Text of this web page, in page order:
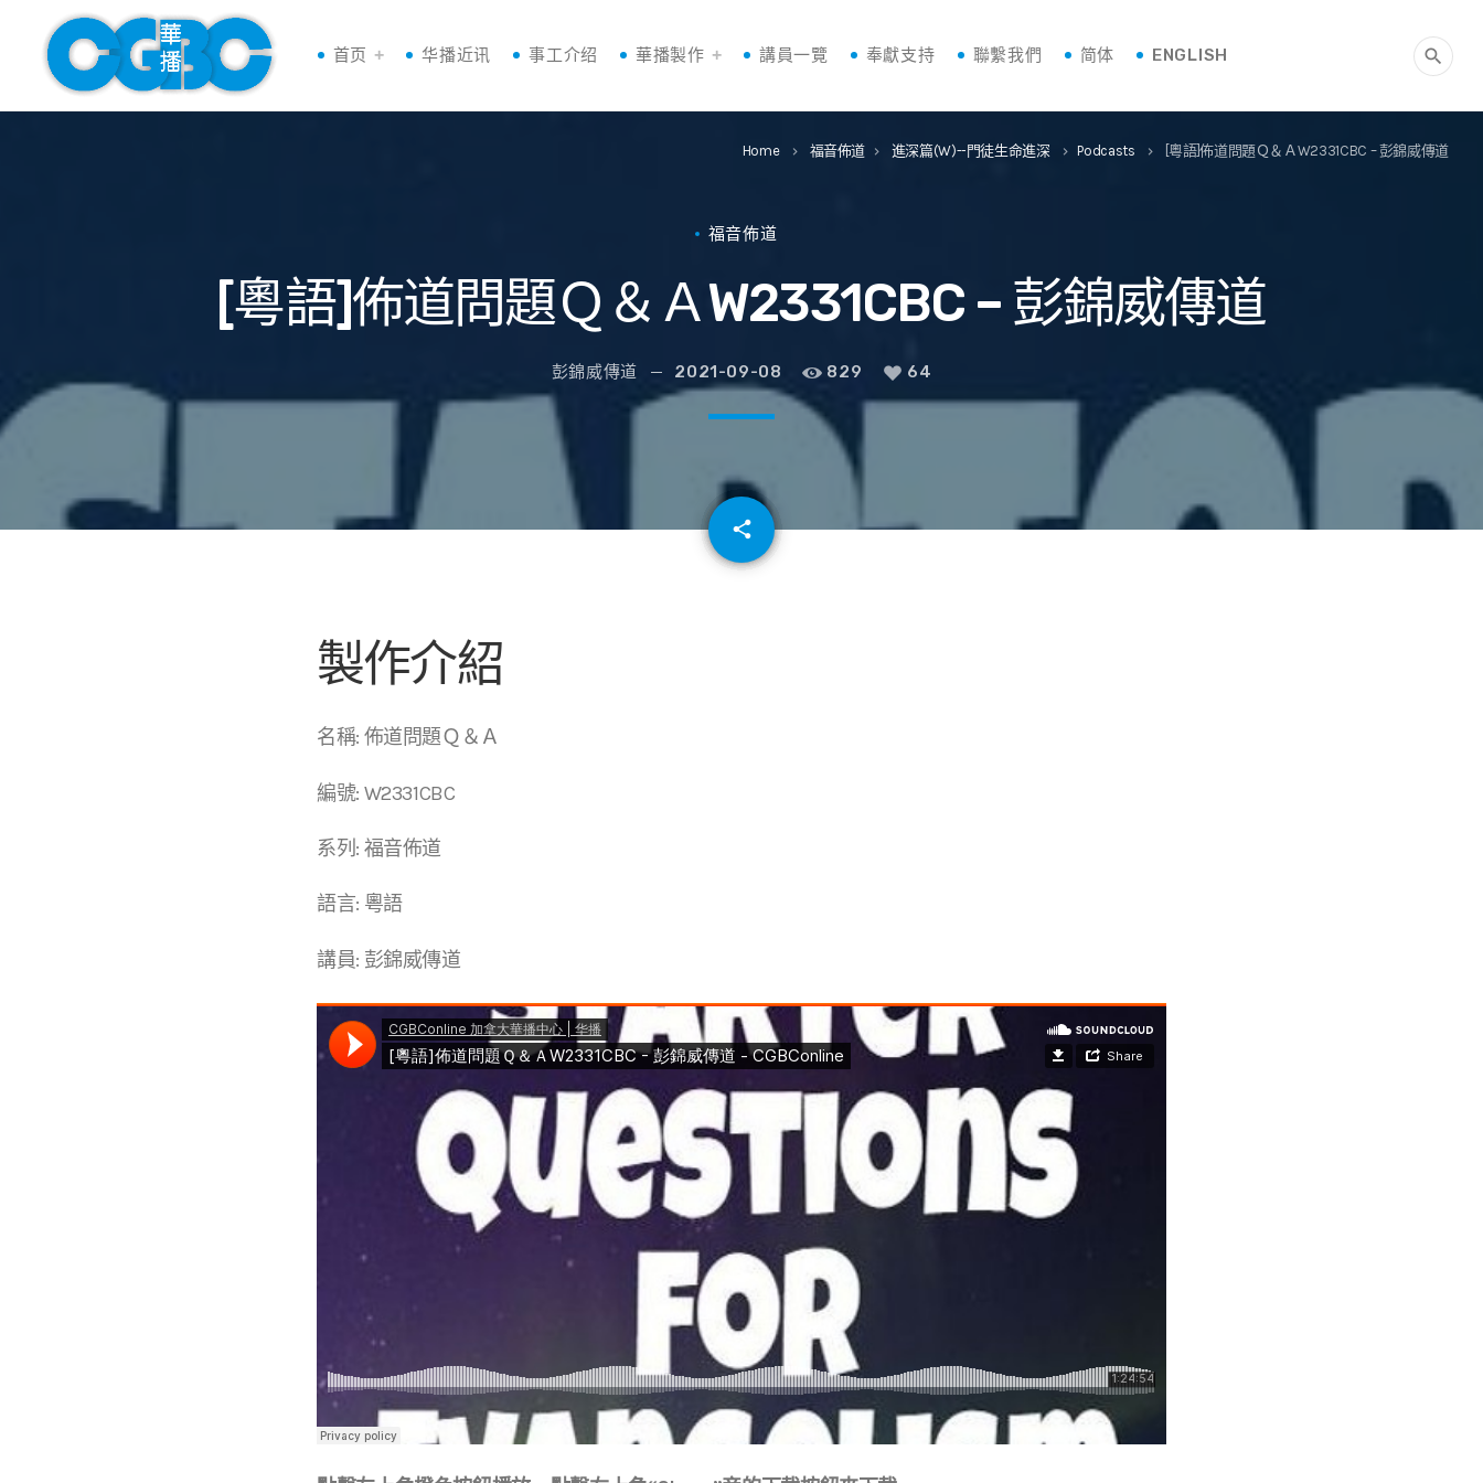
首页 华播近讯 事工介绍 華播製作 講員一覽 奉獻支持 聯繫我們 简体 ENGLISH search
Home keyboard_arrow_right 福音佈道 keyboard_arrow_right 進深篇(W)--門徒生命進深 keyboard_arrow_right Podcasts keyboard_arrow_right [粵語]佈道問題Ｑ＆ＡW2331CBC – 彭錦威傳道
福音佈道
[粵語]佈道問題Ｑ＆ＡW2331CBC – 彭錦威傳道
彭錦威傳道 2021-09-08 829 64
share
email
製作介紹
名稱: 佈道問題Ｑ＆Ａ
編號: W2331CBC
系列: 福音佈道
語言: 粵語
講員: 彭錦威傳道